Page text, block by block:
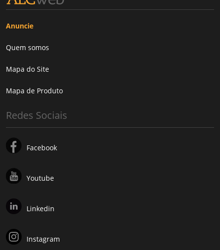
Anuncie
Quem somos
Mapa do Site
Mapa de Produto
Redes Sociais
Facebook
Youtube
Linkedin
Instagram